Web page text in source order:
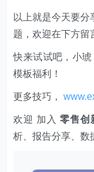
以上就是今天要分
题，欢迎在下方留
快来试试吧，小
模板福利​​​​！
更多技巧，
欢迎 加入 零售创
析、报告分享、数